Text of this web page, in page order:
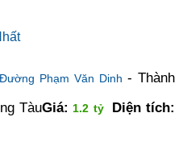
Phạm Văn Dinh - Thành
TàuGiá: 1.2 tỷ Diện tích: